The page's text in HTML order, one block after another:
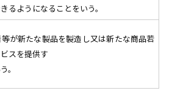
るようになることをいう。
が新たな製品を製造し又は新たな商品若
スを提供す
。